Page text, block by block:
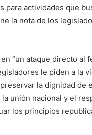
para actividades que
la nota de los
“un ataque directo al
le piden a la
la dignidad de
unión nacional y el
los principios